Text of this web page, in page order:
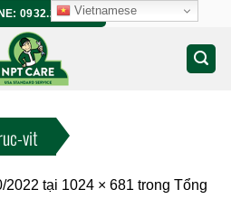
0932.266.458
vit
2022 tại 1024 × 681 trong Tổng
Vietnamese